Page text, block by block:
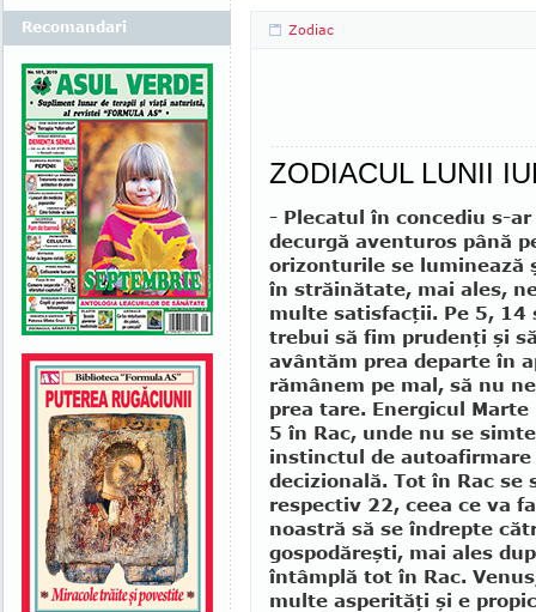
Zodiac
ZODIACUL LUNII
- Plecatul în concediu s-ar
decurgă aventuros până
orizonturile se luminează
în străinătate, mai ales,
multe satisfacţii. Pe 5, 14
trebui să fim prudenţi şi
avântăm prea departe în
rămânem pe mal, să nu
prea tare. Energicul Marte
5 în Rac, unde nu se
instinctul de
decizională. Tot în Rac se
respectiv 22, ceea ce va
noastră să se îndrepte
gospodăreşti, mai ales
întâmplă tot în Rac.
multe asperităţi şi e
Recomandari